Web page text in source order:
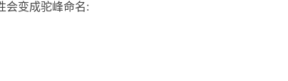
会变成驼峰命名: